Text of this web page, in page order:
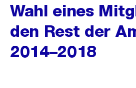
Wahl eines
den Rest der
2014–2018